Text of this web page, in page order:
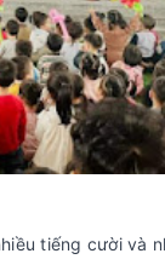
tiếng cười và